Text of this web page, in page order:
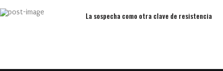
La sospecha como otra clave de resistencia